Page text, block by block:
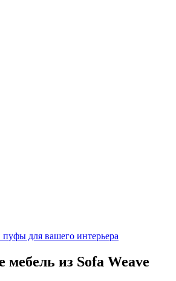
для вашего интерьера
мебель из Sofa Weave